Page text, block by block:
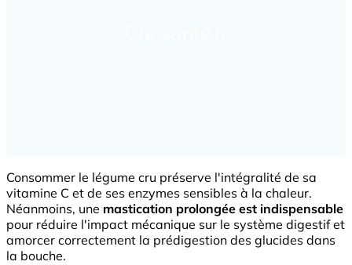
Consommer le légume cru préserve l'intégralité de sa
vitamine C et de ses enzymes sensibles à la chaleur.
Néanmoins, une mastication prolongée est indispensable
pour réduire l'impact mécanique sur le système digestif et
amorcer correctement la prédigestion des glucides dans
la bouche.